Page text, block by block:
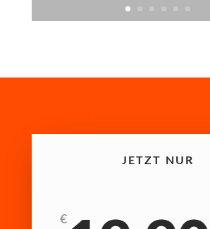
JETZT NUR
€